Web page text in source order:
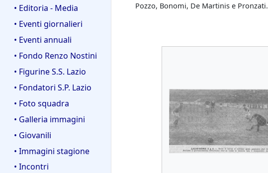
• Editoria - Media
• Eventi giornalieri
• Eventi annuali
• Fondo Renzo Nostini
• Figurine S.S. Lazio
• Fondatori S.P. Lazio
• Foto squadra
• Galleria immagini
• Giovanili
• Immagini stagione
• Incontri
Pozzo, Bonomi, De Martinis e Pronzati.